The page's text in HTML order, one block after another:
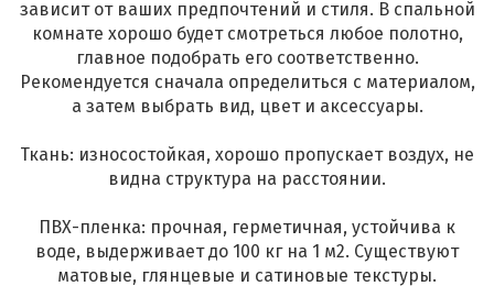
зависит от ваших предпочтений и стиля. В спальной
комнате хорошо будет смотреться любое полотно,
главное подобрать его соответственно.
Рекомендуется сначала определиться с материалом,
а затем выбрать вид, цвет и аксессуары.
Ткань: износостойкая, хорошо пропускает воздух, не
видна структура на расстоянии.
ПВХ-пленка: прочная, герметичная, устойчива к
воде, выдерживает до 100 кг на 1 м2. Существуют
матовые, глянцевые и сатиновые текстуры.